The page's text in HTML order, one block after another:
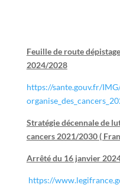
Feuille de route
2024/2028
https://sante.gouv.fr/
Stratégie décennale de
cancers 2021/2030 (
Arrêté du 16 janvier
https://